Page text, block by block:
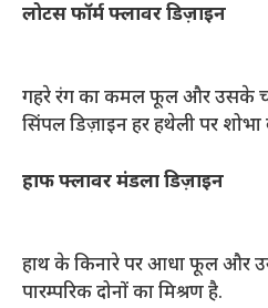
लोटस फॉर्म फ्लावर डिज़ाइन
गहरे रंग का कमल फूल और उसके
सिंपल डिज़ाइन हर हथेली पर शोभा
हाफ फ्लावर मंडला डिज़ाइन
हाथ के किनारे पर आधा फूल और
पारम्परिक दोनों का मिश्रण है.